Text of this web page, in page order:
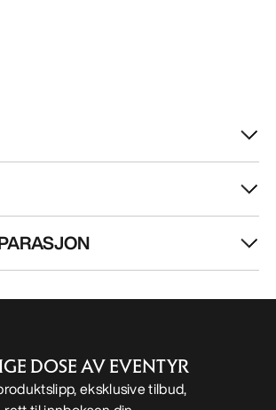
DOSE AV EVENTYR
eksklusive tilbud,